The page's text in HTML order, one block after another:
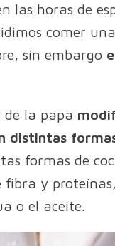
las horas de
comer
sin embargo
de la papa
distintas
formas de
fibra y
o el aceite.